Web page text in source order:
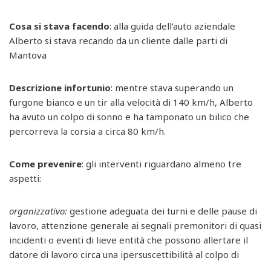
Cosa si stava facendo: alla guida dell’auto aziendale
Alberto si stava recando da un cliente dalle parti di
Mantova
Descrizione infortunio: mentre stava superando un
furgone bianco e un tir alla velocità di 140 km/h, Alberto
ha avuto un colpo di sonno e ha tamponato un bilico che
percorreva la corsia a circa 80 km/h.
Come prevenire: gli interventi riguardano almeno tre
aspetti:
organizzativo: gestione adeguata dei turni e delle pause di
lavoro, attenzione generale ai segnali premonitori di quasi
incidenti o eventi di lieve entità che possono allertare il
datore di lavoro circa una ipersuscettibilità al colpo di